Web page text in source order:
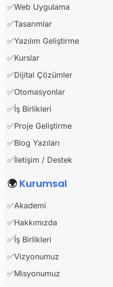
✅Web Uygulama
✅Tasarımlar
✅Yazılım Geliştirme
✅Kurslar
✅Dijital Çözümler
✅Otomasyonlar
✅İş Birlikleri
✅Proje Geliştirme
✅Blog Yazıları
✅İletişim / Destek
🌍 Kurumsal
✅Akademi
✅Hakkımızda
✅İş Birlikleri
✅Vizyonumuz
✅Misyonumuz